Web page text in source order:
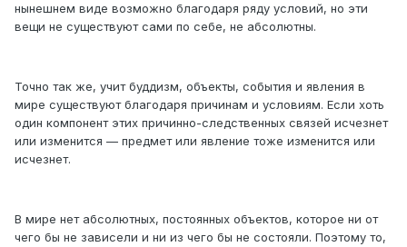
нынешнем виде возможно благодаря ряду условий, но эти
вещи не существуют сами по себе, не абсолютны.
Точно так же, учит буддизм, объекты, события и явления в
мире существуют благодаря причинам и условиям. Если хоть
один компонент этих причинно-следственных связей исчезнет
или изменится — предмет или явление тоже изменится или
исчезнет.
В мире нет абсолютных, постоянных объектов, которое ни от
чего бы не зависели и ни из чего бы не состояли. Поэтому то,